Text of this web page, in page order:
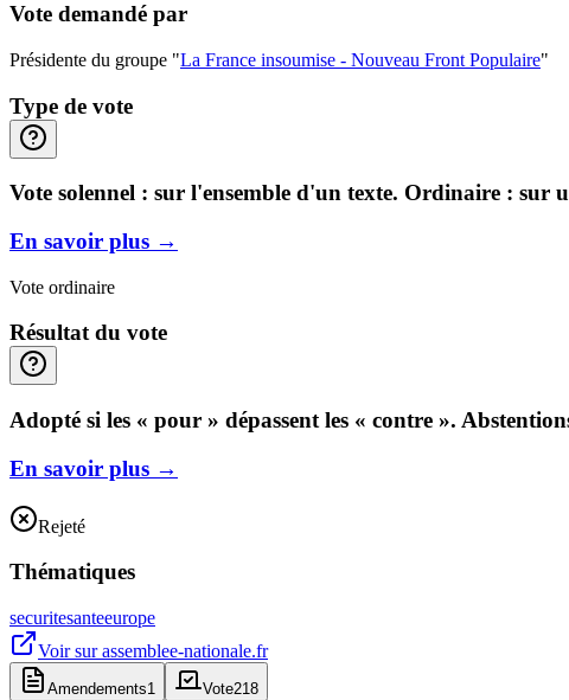
Vote demandé par
Présidente du groupe "La France insoumise - Nouveau Front Populaire"
Type de vote
Vote solennel : sur l'ensemble d'un texte. Ordinaire : sur
En savoir plus →
Vote ordinaire
Résultat du vote
Adopté si les « pour » dépassent les « contre ».
En savoir plus →
Rejeté
Thématiques
securitesanteeurope
Voir surassemblee-nationale.fr
Amendements1 Vote218